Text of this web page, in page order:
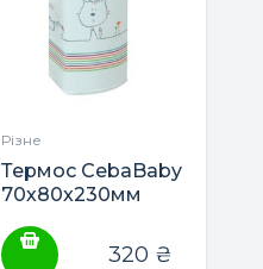
Різне
Термос CebaBaby
70х80х230мм
320 ₴